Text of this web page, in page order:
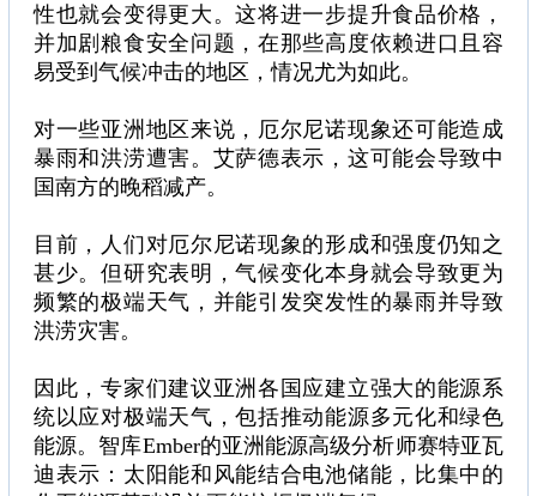
性也就会变得更大。这将进一步提升食品价格，
并加剧粮食安全问题，在那些高度依赖进口且容
易受到气候冲击的地区，情况尤为如此。
对一些亚洲地区来说，厄尔尼诺现象还可能造成
暴雨和洪涝遭害。艾萨德表示，这可能会导致中
国南方的晚稻减产。
目前，人们对厄尔尼诺现象的形成和强度仍知之
甚少。但研究表明，气候变化本身就会导致更为
频繁的极端天气，并能引发突发性的暴雨并导致
洪涝灾害。
因此，专家们建议亚洲各国应建立强大的能源系
统以应对极端天气，包括推动能源多元化和绿色
能源。智库Ember的亚洲能源高级分析师赛特亚瓦
迪表示：太阳能和风能结合电池储能，比集中的